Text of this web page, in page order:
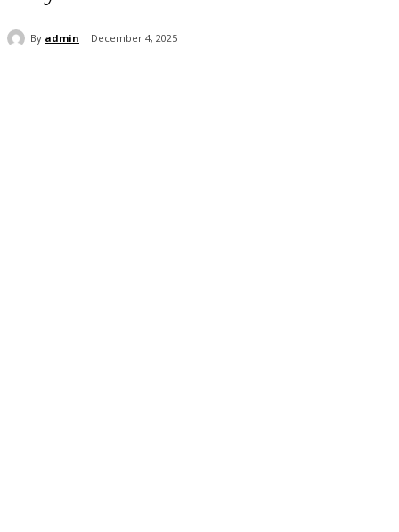
By admin December 4, 2025